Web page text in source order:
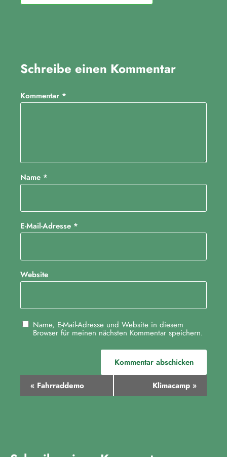
Schreibe einen Kommentar
Kommentar *
Name *
E-Mail-Adresse *
Website
Name, E-Mail-Adresse und Website in diesem
Browser für meinen nächsten Kommentar speichern.
e
« Fahrraddemo Klimacamp »